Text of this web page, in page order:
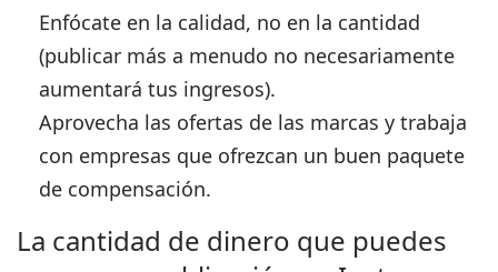
Enfócate en la calidad, no en la cantidad
(publicar más a menudo no necesariamente
aumentará tus ingresos).
Aprovecha las ofertas de las marcas y trabaja
con empresas que ofrezcan un buen paquete
de compensación.
La cantidad de dinero que puedes